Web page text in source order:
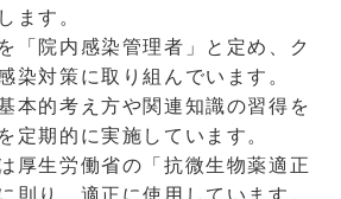
ます。
「院内感染管理者」と定め、ク
染対策に取り組んでいます。
本的考え方や関連知識の習得を
定期的に実施しています。
厚生労働省の「抗微生物薬適正